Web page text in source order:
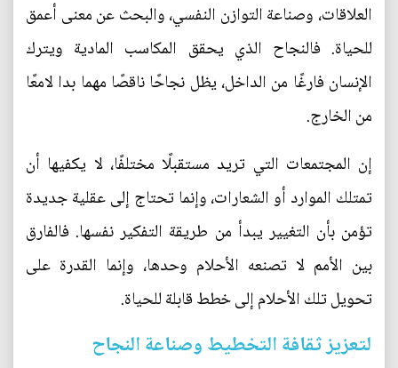
العلاقات، وصناعة التوازن النفسي، والبحث عن معنى أعمق
للحياة. فالنجاح الذي يحقق المكاسب المادية ويترك
الإنسان فارغًا من الداخل، يظل نجاحًا ناقصًا مهما بدا لامعًا
من الخارج.
إن المجتمعات التي تريد مستقبلًا مختلفًا، لا يكفيها أن
تمتلك الموارد أو الشعارات، وإنما تحتاج إلى عقلية جديدة
تؤمن بأن التغيير يبدأ من طريقة التفكير نفسها. فالفارق
بين الأمم لا تصنعه الأحلام وحدها، وإنما القدرة على
تحويل تلك الأحلام إلى خطط قابلة للحياة.
لتعزيز ثقافة التخطيط وصناعة النجاح